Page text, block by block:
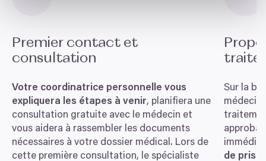
Premier contact et
consultation
Votre coordinatrice personnelle vous
expliquera les étapes à venir, planifiera une
consultation gratuite avec le médecin et
vous aidera à rassembler les documents
nécessaires à votre dossier médical. Lors de
cette première consultation, le spécialiste
Sur la
médecin
de prise